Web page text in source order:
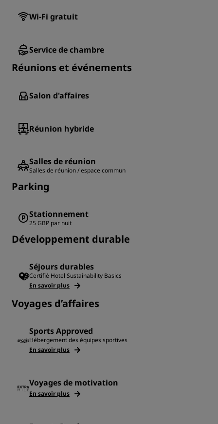
Wi-Fi gratuit
Service de chambre
Réunions et événements
Salon d'affaires
Réunion hybride
Salles de réunion
Salles de réunion / espace commun
Parking
Stationnement
25 GBP par nuit
Développement durable
Séjours durables
Certifié Hotel Sustainability Basics
En savoir plus
Voyages d’affaires
Sports Approved
Hébergement des équipes sportives
En savoir plus
Voyages de motivation
En savoir plus